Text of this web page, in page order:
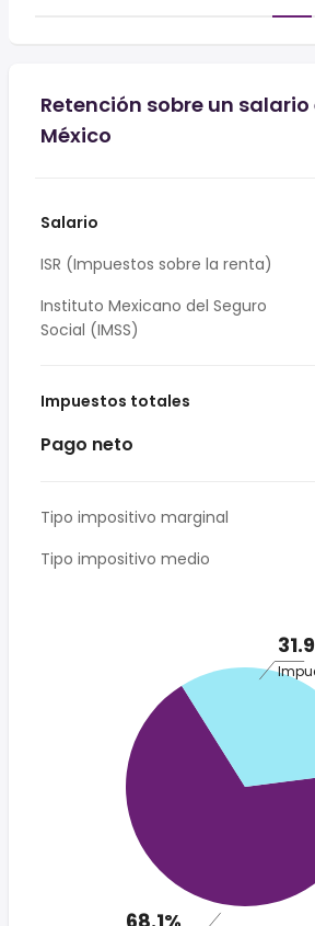
Retención sobre un salario
México
Salario
ISR (Impuestos sobre la renta)
Instituto Mexicano del Seguro
Social (IMSS)
Impuestos totales
Pago neto
Tipo impositivo marginal
Tipo impositivo medio